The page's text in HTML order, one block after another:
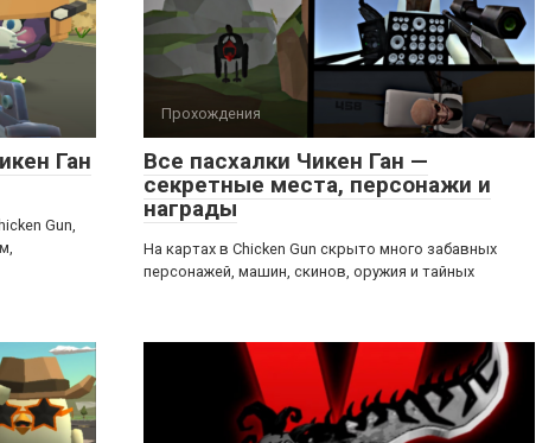
Ган
Gun,
Прохождения
Все пасхалки Чикен Ган —
секретные места, персонажи и
награды
На картах в Chicken Gun скрыто много забавных
персонажей, машин, скинов, оружия и тайных